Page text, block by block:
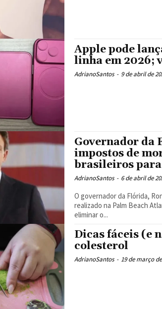
Apple pode
linha em 2026;
AdrianoSantos - 9 de abril de
Governador da
impostos de
brasileiros
AdrianoSantos - 6 de abril de
O governador da Flórida,
realizado na Palm Beach
eliminar o...
Dicas fáceis (e
colesterol
AdrianoSantos - 19 de março